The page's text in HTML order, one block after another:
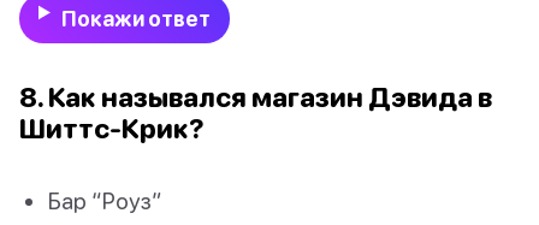
Покажи ответ
8. Как назывался магазин Дэвида в
Шиттс-Крик?
Бар “Роуз”